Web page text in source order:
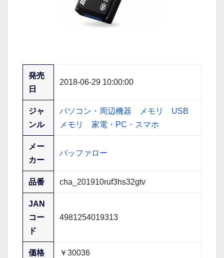
発売
日
2018-06-29 10:00:00
ジャ
ンル
パソコン・周辺機器 メモリ
USB
メモリ
家電・PC・スマホ
メー
カー
バッファロー
品番 cha_201910ruf3hs32gtv
JAN
コー
ド
4981254019313
価格 ￥30036